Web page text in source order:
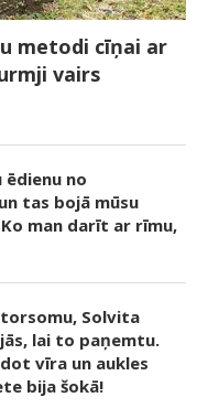
metodi cīņai ar
vairs
ēdienu no
tas bojā mūsu
man darīt ar rīmu,
Solvita
lai to paņemtu.
vīra un aukles
bija šokā!